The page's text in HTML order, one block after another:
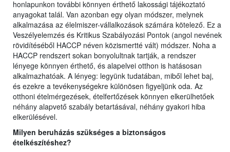
honlapunkon további könnyen érthető lakossági tájékoztató
anyagokat talál. Van azonban egy olyan módszer, melynek
alkalmazása az élelmiszer-vállalkozások számára kötelező. Ez a
Veszélyelemzés és Kritikus Szabályozási Pontok (angol nevének
rövidítéséből HACCP néven közismertté vált) módszer. Noha a
HACCP rendszert sokan bonyolultnak tartják, a rendszer
lényege könnyen érthető, és alapelvei otthon is hatásosan
alkalmazhatóak. A lényeg: legyünk tudatában, miből lehet baj,
és ezekre a tevékenységekre különösen figyeljünk oda. Az
otthoni ételmérgezések, ételfertőzések könnyen elkerülhetőek
néhány alapvető szabály betartásával, néhány gyakori hiba
elkerülésével.
Milyen beruházás szükséges a biztonságos
ételkészítéshez?